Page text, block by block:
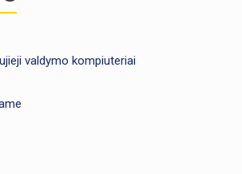
valdymo kompiuteriai